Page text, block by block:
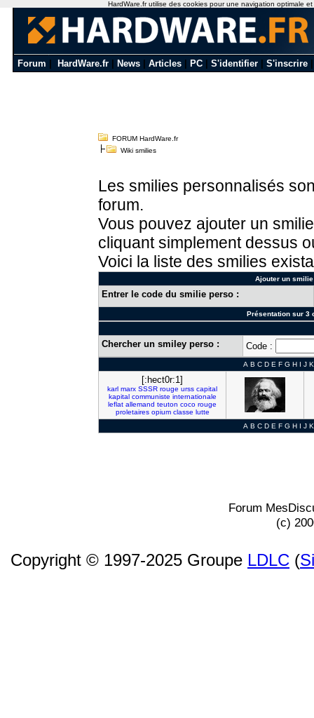
Forum HardWare.fr News Articles PC S'identifier S'inscrire
FORUM HardWare.fr
Wiki smilies
Les smilies personnalisés
forum.
Vous pouvez ajouter un
cliquant simplement dessus
Voici la liste des smilies
Ajouter un
Entrer le code du smilie perso :
Présentation sur 3
Chercher un smiley perso : Code :
A B C D E F G H I J K
[:hect0r:1]
karl marx SSSR rouge urss capital
kapital communiste internationale
leflat allemand teuton coco rouge
proletaires opium classe lutte
A B C D E F G H I J K
Forum
(c)
Copyright © 1997-2025 Groupe LDLC (
HardWare.fr utilise des cookies pour une navigation optimale